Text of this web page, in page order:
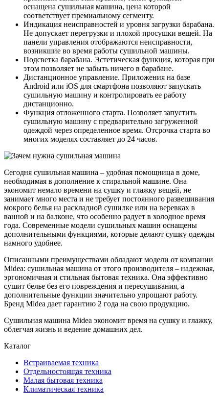
оснащена сушильная машина, цена которой
соответствует премиальному сегменту.
Индикация неисправностей и уровня загрузки барабана.
Не допускает перегрузки и плохой просушки вещей. На
панели управления отображаются неисправности,
возникшие во время работы сушильной машины.
Подсветка барабана. Эстетическая функция, которая при
этом позволяет не забыть ничего в барабане.
Дистанционное управление. Приложения на базе
Android или iOS для смартфона позволяют запускать
сушильную машину и контролировать ее работу
дистанционно.
Функция отложенного старта. Позволяет запустить
сушильную машину с предварительно загруженной
одеждой через определенное время. Отсрочка старта во
многих моделях составляет до 24 часов.
Сегодня сушильная машина – удобная помощница в доме,
необходимая в дополнение к стиральной машине. Она
экономит немало времени на сушку и глажку вещей, не
занимает много места и не требует постоянного развешивания
мокрого белья на раскладной сушилке или на веревках в
ванной и на балконе, что особенно радует в холодное время
года. Современные модели сушильных машин оснащены
дополнительными функциями, которые делают сушку одежды
намного удобнее.
Описанными преимуществами обладают модели от компании
Midea: сушильная машина от этого производителя – надежная,
эргономичная и стильная бытовая техника. Она эффективно
сушит белье без его повреждения и пересушивания, а
дополнительные функции значительно упрощают работу.
Бренд Midea дает гарантию 2 года на свою продукцию.
Сушильная машина Midea экономит время на сушку и глажку,
облегчая жизнь и ведение домашних дел.
Каталог
Встраиваемая техника
Отдельностоящая техника
Малая бытовая техника
Климатическая техника